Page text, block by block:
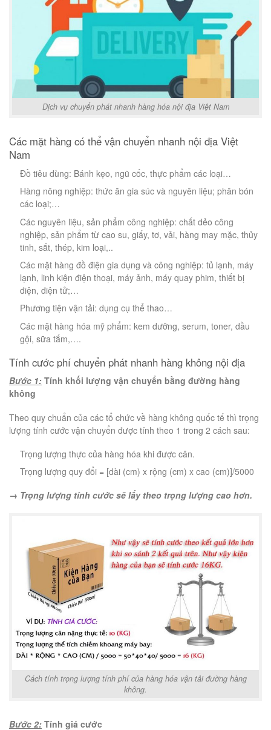
Dịch vụ chuyển phát nhanh hàng hóa nội địa Việt Nam
Các mặt hàng có thể vận chuyển nhanh nội địa Việt
Nam
Đồ tiêu dùng: Bánh kẹo, ngũ cốc, thực phẩm các loại…
Hàng nông nghiệp: thức ăn gia súc và nguyên liệu; phân bón
các loại;…
Các nguyên liệu, sản phẩm công nghiệp: chất dẻo công
nghiệp, sản phẩm từ cao su, giấy, tơ, vải, hàng may mặc, thủy
tinh, sắt, thép, kim loại,..
Các mặt hàng đồ điện gia dụng và công nghiệp: tủ lạnh, máy
lạnh, linh kiện điện thoại, máy ảnh, máy quay phim, thiết bị
điện, điện tử;…
Phương tiện vận tải: dụng cụ thể thao…
Các mặt hàng hóa mỹ phẩm: kem dưỡng, serum, toner, dầu
gội, sữa tắm,….
Tính cước phí chuyển phát nhanh hàng không nội địa
Bước 1: Tính khối lượng vận chuyển bằng đường hàng
không
Theo quy chuẩn của các tổ chức về hàng không quốc tế thì trọng
lượng tính cước vận chuyển được tính theo 1 trong 2 cách sau:
Trọng lượng thực của hàng hóa khi được cân.
Trọng lượng quy đổi = [dài (cm) x rộng (cm) x cao (cm)]/5000
→ Trọng lượng tính cước sẽ lấy theo trọng lượng cao hơn.
Cách tính trọng lượng tính phí của hàng hóa vận tải đường hàng
không.
Bước 2: Tính giá cước